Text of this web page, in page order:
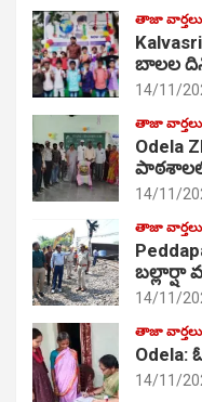
తాజా వార్తలు
బాలల
14/11/
తాజా వార్తలు
Odela
14/11/
తాజా వార్తలు
బల్లార్షా
14/11/
తాజా వార్తలు
Odela:
14/11/